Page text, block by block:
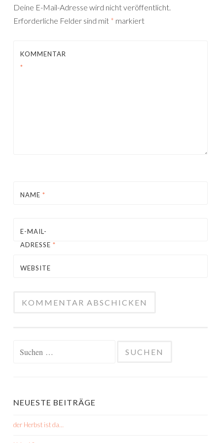
Deine E-Mail-Adresse wird nicht veröffentlicht.
Erforderliche Felder sind mit * markiert
KOMMENTAR
*
NAME *
E-MAIL-
ADRESSE *
WEBSITE
NEUESTE BEITRÄGE
der Herbst ist da…